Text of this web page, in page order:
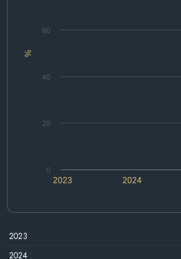
%
2024
2023
0
20
40
60
2023
2024